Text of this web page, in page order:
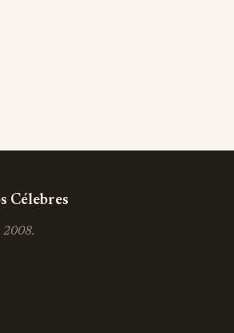
Célebres
2008.